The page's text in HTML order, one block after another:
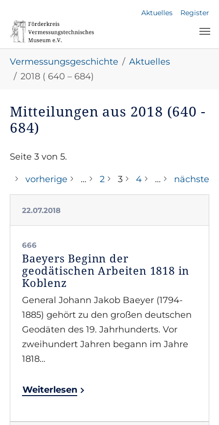
Aktuelles Register
Vermessungsgeschichte
Aktuelles
2018 ( 640 – 684)
Mitteilungen aus 2018 (640 -
684)
Seite 3 von 5.
vorherige … 2 3 4 … nächste
22.07.2018
666
Baeyers Beginn der
geodätischen Arbeiten 1818 in
Koblenz
General Johann Jakob Baeyer (1794-
1885) gehört zu den großen deutschen
Geodäten des 19. Jahrhunderts. Vor
zweihundert Jahren begann im Jahre
1818…
Weiterlesen